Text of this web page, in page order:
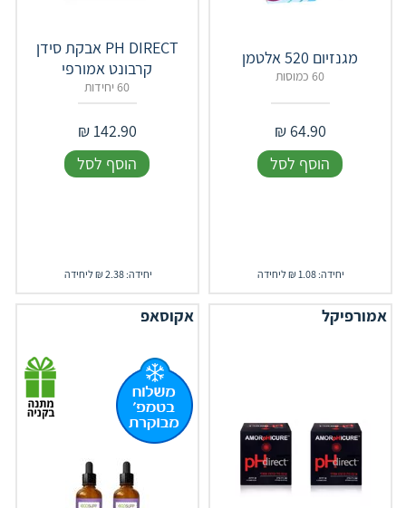
מגנזיום 520 אלטמן
60 כמוסות
64.90
₪
הוסף לסל
יחידה: 1.08 ₪ ליחידה
‎PH‎ ‎DIRECT‎ אבקת סידן
קרבונט אמורפי
60 יחידות
142.90
₪
הוסף לסל
יחידה: 2.38 ₪ ליחידה
אמורפיקל אקוסאפ